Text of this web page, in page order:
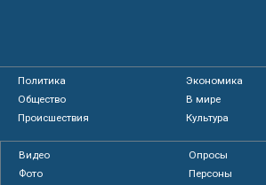
Политика
Экономика
Общество
В мире
Происшествия
Культура
Видео
Опросы
Фото
Персоны